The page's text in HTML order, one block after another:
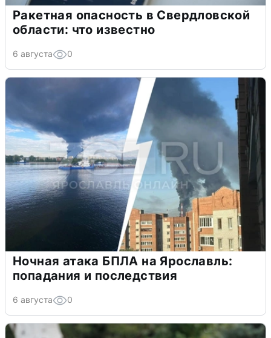
Ракетная опасность в Свердловской
области: что известно
6 августа 0
Ночная атака БПЛА на Ярославль:
попадания и последствия
6 августа 0